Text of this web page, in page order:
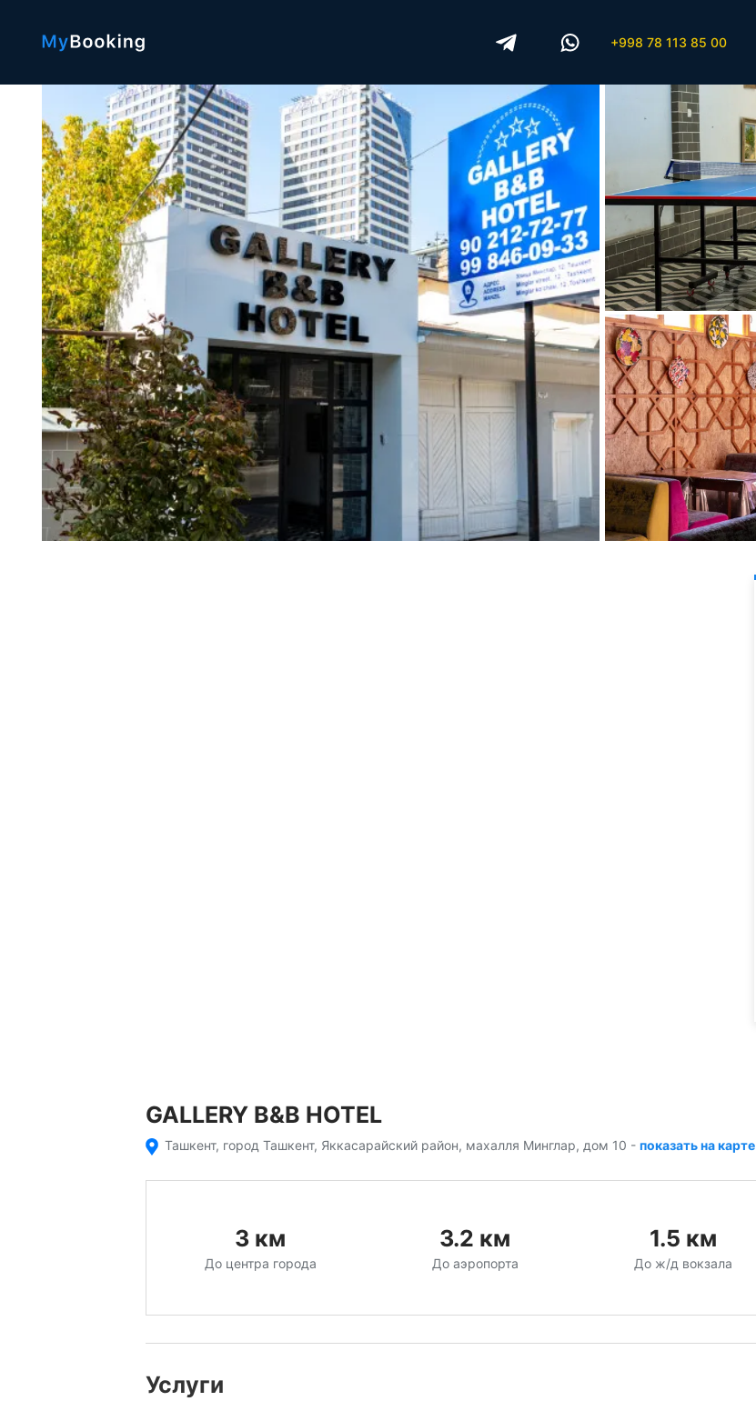
+998 78 113 85 00
GALLERY B&B HOTEL
Ташкент, город Ташкент, Яккасарайский район, махалля Минглар, дом 10 - показать на карте
3 км
До центра города
3.2 км
До аэропорта
1.5 км
До ж/д вокзала
Услуги